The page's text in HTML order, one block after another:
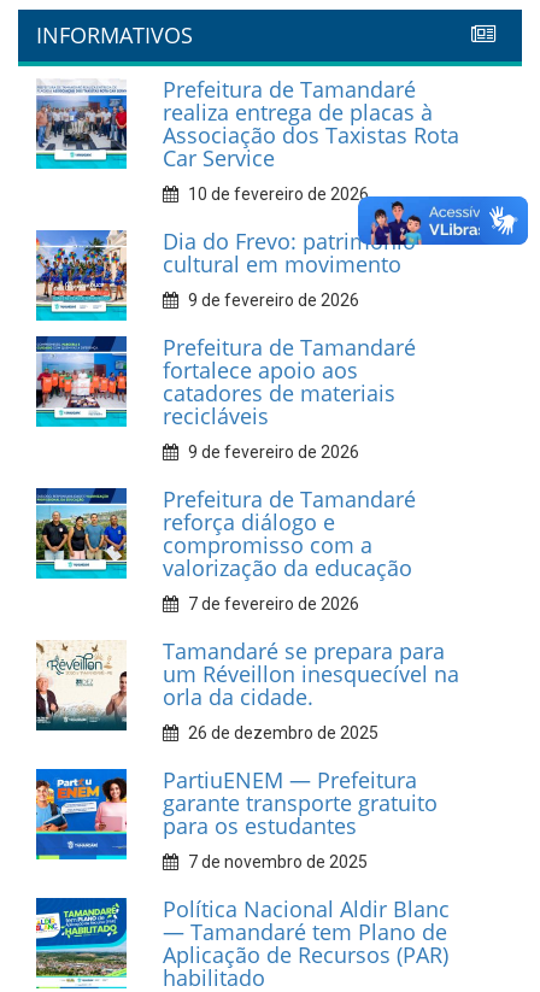
INFORMATIVOS
Prefeitura de Tamandaré
realiza entrega de placas à
Associação dos Taxistas Rota
Car Service
10 de fevereiro de 2026
Dia do Frevo: patrimônio
cultural em movimento
9 de fevereiro de 2026
Prefeitura de Tamandaré
fortalece apoio aos
catadores de materiais
recicláveis
9 de fevereiro de 2026
Prefeitura de Tamandaré
reforça diálogo e
compromisso com a
valorização da educação